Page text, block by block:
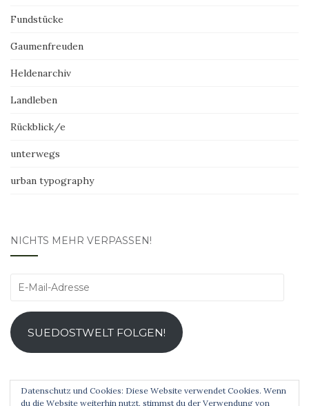
Fundstücke
Gaumenfreuden
Heldenarchiv
Landleben
Rückblick/e
unterwegs
urban typography
NICHTS MEHR VERPASSEN!
E-
Adresse
SUEDOSTWELT FOLGEN!
Datenschutz und Cookies: Diese Website verwendet Cookies. Wenn
du die Website weiterhin nutzt, stimmst du der Verwendung von